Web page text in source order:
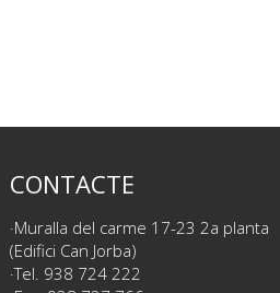
CONTACTE
Muralla del carme 17-23 2a planta
(Edifici Can Jorba)
Tel. 938 724 222